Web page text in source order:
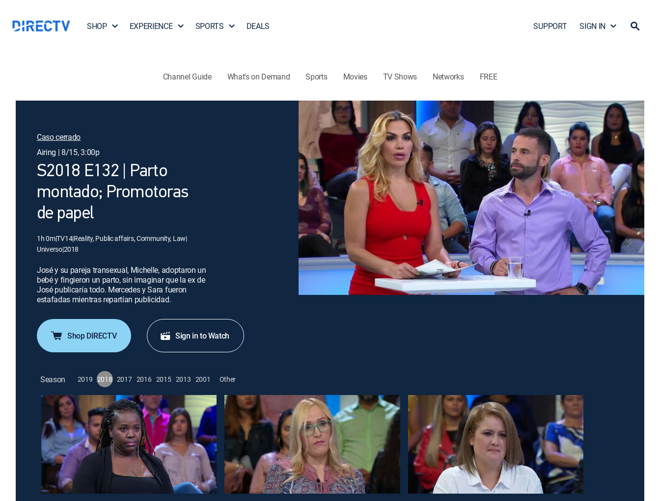
SHOP EXPERIENCE SPORTS DEALS SUPPORT SIGN IN
Channel Guide What's on Demand Sports Movies TV Shows Networks FREE
Caso cerrado
Airing | 8/15, 3:00p
S2018 E132 | Parto
montado; Promotoras
de papel
1h 0m|TV14|Reality, Public affairs, Community, Law|
Universo|2018
José y su pareja transexual, Michelle, adoptaron un
bebé y fingieron un parto, sin imaginar que la ex de
José publicaría todo. Mercedes y Sara fueron
estafadas mientras repartían publicidad.
Shop DIRECTV Sign in to Watch
Season 2019 2018 2017 2016 2015 2013 2001 Other